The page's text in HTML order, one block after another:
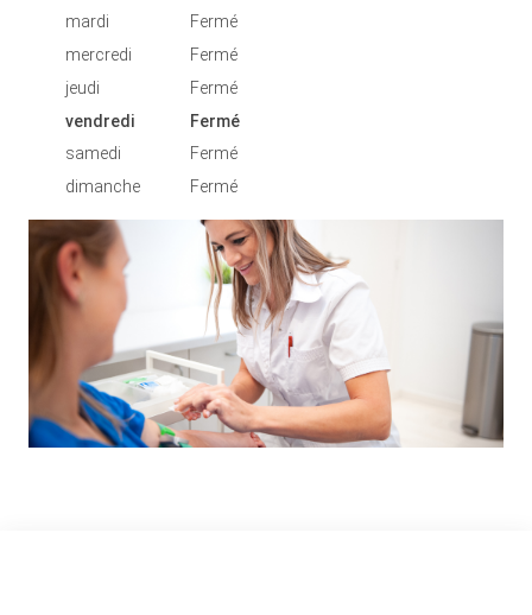
mardi
Fermé
mercredi
Fermé
jeudi
Fermé
vendredi
Fermé
samedi
Fermé
dimanche
Fermé